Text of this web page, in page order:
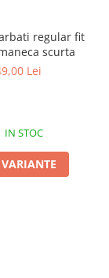
regular fit
scurta
Lei
IN STOC